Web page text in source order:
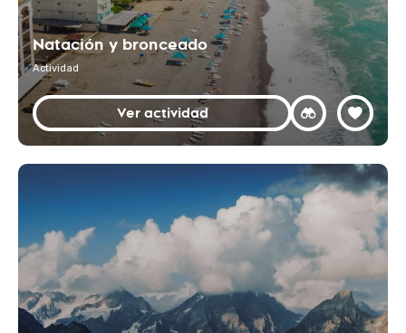
Natación y bronceado
Actividad
Ver actividad